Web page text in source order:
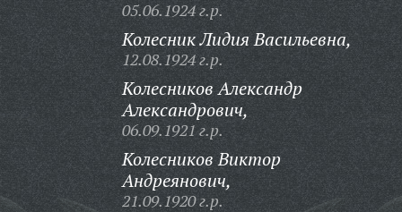
05.06.1924 г.р.
Колесник Лидия Васильевна,
12.08.1924 г.р.
Колесников Александр
Александрович,
06.09.1921 г.р.
Колесников Виктор
Андреянович,
21.09.1920 г.р.